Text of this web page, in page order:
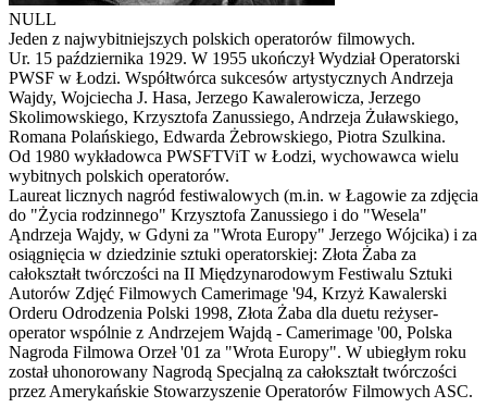
NULL
Jeden z najwybitniejszych polskich operatorów filmowych.
Ur. 15 października 1929. W 1955 ukończył Wydział Operatorski
PWSF w Łodzi. Współtwórca sukcesów artystycznych Andrzeja
Wajdy, Wojciecha J. Hasa, Jerzego Kawalerowicza, Jerzego
Skolimowskiego, Krzysztofa Zanussiego, Andrzeja Żuławskiego,
Romana Polańskiego, Edwarda Żebrowskiego, Piotra Szulkina.
Od 1980 wykładowca PWSFTViT w Łodzi, wychowawca wielu
wybitnych polskich operatorów.
Laureat licznych nagród festiwalowych (m.in. w Łagowie za zdjęcia
do "Życia rodzinnego" Krzysztofa Zanussiego i do "Wesela"
Ąndrzeja Wajdy, w Gdyni za "Wrota Europy" Jerzego Wójcika) i za
osiągnięcia w dziedzinie sztuki operatorskiej: Złota Żaba za
całokształt twórczości na II Międzynarodowym Festiwalu Sztuki
Autorów Zdjęć Filmowych Camerimage '94, Krzyż Kawalerski
Orderu Odrodzenia Polski 1998, Złota Żaba dla duetu reżyser-
operator wspólnie z Andrzejem Wajdą - Camerimage '00, Polska
Nagroda Filmowa Orzeł '01 za "Wrota Europy". W ubiegłym roku
został uhonorowany Nagrodą Specjalną za całokształt twórczości
przez Amerykańskie Stowarzyszenie Operatorów Filmowych ASC.